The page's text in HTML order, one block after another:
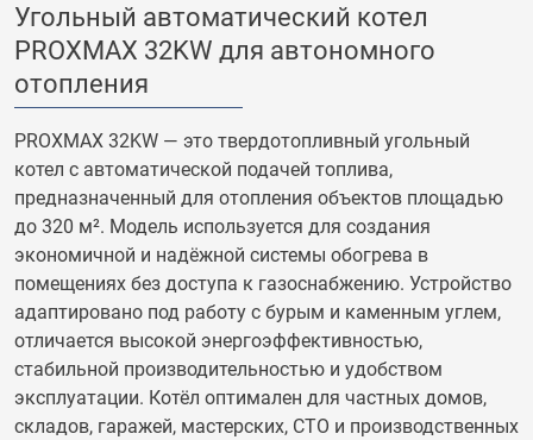
Угольный автоматический котел
PROXMAX 32KW для автономного
отопления
PROXMAX 32KW — это твердотопливный угольный
котел с автоматической подачей топлива,
предназначенный для отопления объектов площадью
до 320 м². Модель используется для создания
экономичной и надёжной системы обогрева в
помещениях без доступа к газоснабжению. Устройство
адаптировано под работу с бурым и каменным углем,
отличается высокой энергоэффективностью,
стабильной производительностью и удобством
эксплуатации. Котёл оптимален для частных домов,
складов, гаражей, мастерских, СТО и производственных